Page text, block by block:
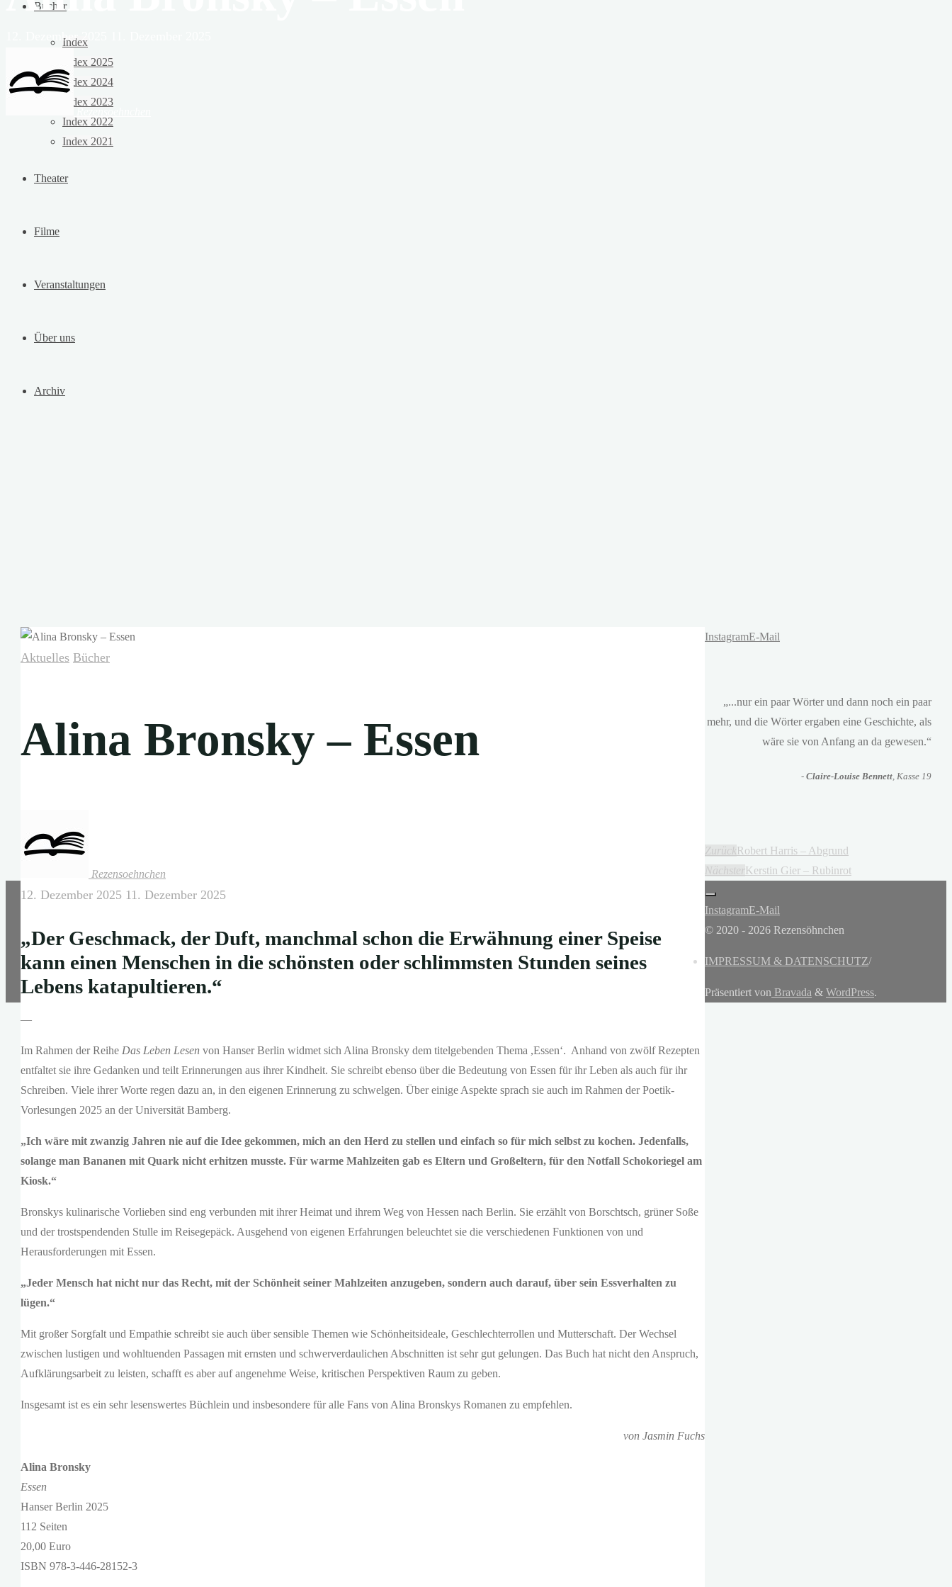
Bücher
Index
Index 2025
Index 2024
Index 2023
Index 2022
Index 2021
Theater
Filme
Veranstaltungen
Über uns
Archiv
12. Dezember 2025
Aktuelles Bücher
Alina Bronsky – Essen
Rezensoehnchen
12. Dezember 2025 11. Dezember 2025
„Der Geschmack, der Duft, manchmal schon die Erwähnung einer Speise
kann einen Menschen in die schönsten oder schlimmsten Stunden seines
Lebens katapultieren.“
—
Im Rahmen der Reihe Das Leben Lesen von Hanser Berlin widmet sich Alina Bronsky dem titelgebenden Thema ,Essen‘. Anhand von zwölf Rezepten
entfaltet sie ihre Gedanken und teilt Erinnerungen aus ihrer Kindheit. Sie schreibt ebenso über die Bedeutung von Essen für ihr Leben als auch für ihr
Schreiben. Viele ihrer Worte regen dazu an, in den eigenen Erinnerung zu schwelgen. Über einige Aspekte sprach sie auch im Rahmen der Poetik-
Vorlesungen 2025 an der Universität Bamberg.
„Ich wäre mit zwanzig Jahren nie auf die Idee gekommen, mich an den Herd zu stellen und einfach so für mich selbst zu kochen. Jedenfalls,
solange man Bananen mit Quark nicht erhitzen musste. Für warme Mahlzeiten gab es Eltern und Großeltern, für den Notfall Schokoriegel am
Kiosk.“
Bronskys kulinarische Vorlieben sind eng verbunden mit ihrer Heimat und ihrem Weg von Hessen nach Berlin. Sie erzählt von Borschtsch, grüner Soße
und der trostspendenden Stulle im Reisegepäck. Ausgehend von eigenen Erfahrungen beleuchtet sie die verschiedenen Funktionen von und
Herausforderungen mit Essen.
„Jeder Mensch hat nicht nur das Recht, mit der Schönheit seiner Mahlzeiten anzugeben, sondern auch darauf, über sein Essverhalten zu
lügen.“
Mit großer Sorgfalt und Empathie schreibt sie auch über sensible Themen wie Schönheitsideale, Geschlechterrollen und Mutterschaft. Der Wechsel
zwischen lustigen und wohltuenden Passagen mit ernsten und schwerverdaulichen Abschnitten ist sehr gut gelungen. Das Buch hat nicht den Anspruch,
Aufklärungsarbeit zu leisten, schafft es aber auf angenehme Weise, kritischen Perspektiven Raum zu geben.
Insgesamt ist es ein sehr lesenswertes Büchlein und insbesondere für alle Fans von Alina Bronskys Romanen zu empfehlen.
von Jasmin Fuchs
Alina Bronsky
Essen
Hanser Berlin 2025
112 Seiten
20,00 Euro
ISBN 978-3-446-28152-3
InstagramE-Mail
„...nur ein paar Wörter und dann noch ein paar
mehr, und die Wörter ergaben eine Geschichte, als
wäre sie von Anfang an da gewesen.“
- Claire-Louise Bennett, Kasse 19
ZurückRobert Harris – Abgrund
NächsterKerstin Gier – Rubinrot
InstagramE-Mail
© 2020 - 2026 Rezensöhnchen
IMPRESSUM & DATENSCHUTZ/
Präsentiert von Bravada & WordPress.